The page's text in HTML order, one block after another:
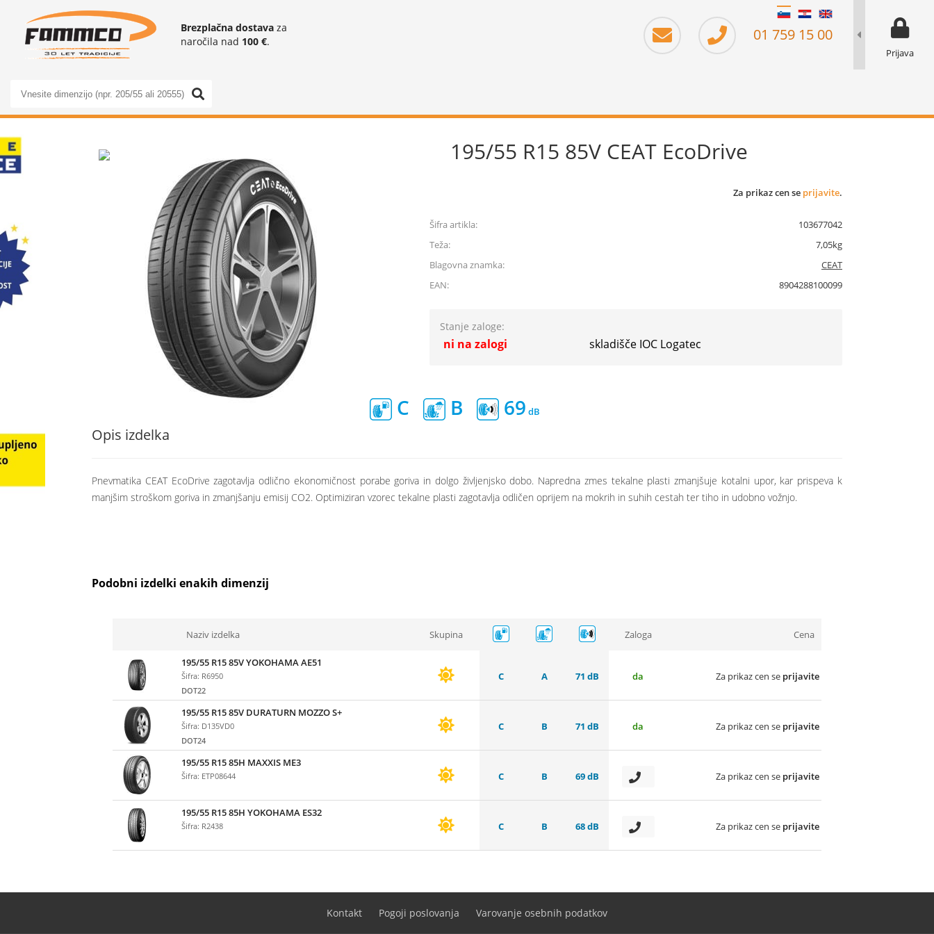
01 759 15 00
prikaz za
Prijava
Brezplačna dostava za
naročila nad 100 €.
195/55 R15 85V CEAT EcoDrive
Za prikaz cen se prijavite.
Šifra artikla:
103677042
Teža:
7,05kg
Blagovna znamka:
CEAT
EAN:
8904288100099
Stanje zaloge:
ni na zalogi skladišče IOC Logatec
C B 69
Opis izdelka
Pnevmatika CEAT EcoDrive zagotavlja odlično ekonomičnost porabe goriva in dolgo življenjsko dobo. Napredna zmes tekalne plasti zmanjšuje kotalni upor, kar prispeva k
manjšim stroškom goriva in zmanjšanju emisij CO2. Optimiziran vzorec tekalne plasti zagotavlja odličen oprijem na mokrih in suhih cestah ter tiho in udobno vožnjo.
Podobni izdelki enakih dimenzij
Naziv izdelka Skupina Zaloga Cena
195/55 R15 85V YOKOHAMA AE51
Šifra: R6950
DOT22
C A 71 dB da Za prikaz cen se prijavite
195/55 R15 85V DURATURN MOZZO S+
Šifra: D135VD0
DOT24
C B 71 dB da Za prikaz cen se prijavite
195/55 R15 85H MAXXIS ME3
Šifra: ETP08644 C B 69 dB Za prikaz cen se prijavite
195/55 R15 85H YOKOHAMA ES32
Šifra: R2438 C B 68 dB Za prikaz cen se prijavite
Kontakt Pogoji poslovanja Varovanje osebnih podatkov